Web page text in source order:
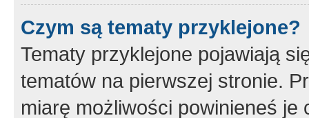
Czym są tematy przyklejone?
Tematy przyklejone pojawiają
tematów na pierwszej stronie.
miarę możliwości powinieneś je